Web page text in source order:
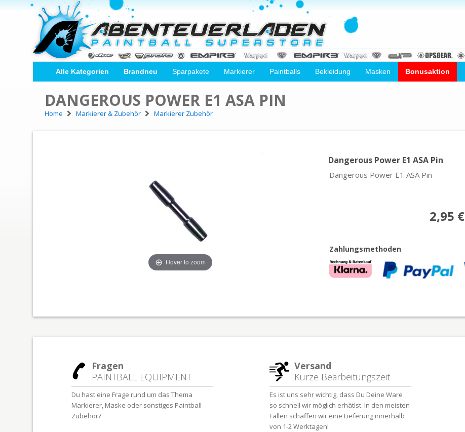
Alle Kategorien Brandneu Sparpakete Markierer Paintballs Bekleidung Masken Bonusaktion
DANGEROUS POWER E1 ASA PIN
Home Markierer & Zubehör Markierer Zubehör
Hover to zoom
Dangerous Power E1 ASA Pin
Dangerous Power E1 ASA Pin
2,95 €
Zahlungsmethoden
Fragen
PAINTBALL EQUIPMENT
Du hast eine Frage rund um das Thema
Markierer, Maske oder sonstiges Paintball
Zubehör?
Versand
Kurze Bearbeitungszeit
Es ist uns sehr wichtig, dass Du Deine Ware
so schnell wir möglich erhätlst. In den meisten
Fällen schaffen wir eine Lieferung innerhalb
von 1-2 Werktagen!